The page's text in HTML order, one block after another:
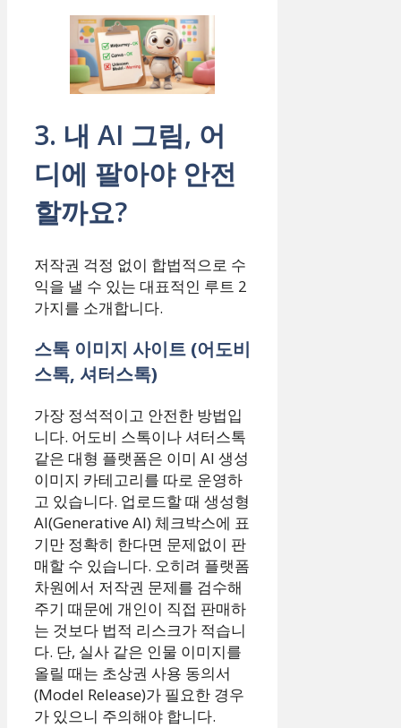
3. 내 AI 그림, 어
디에 팔아야 안전
할까요?
저작권 걱정 없이 합법적으로 수
익을 낼 수 있는 대표적인 루트 2
가지를 소개합니다.
스톡 이미지 사이트 (어도비
스톡, 셔터스톡)
가장 정석적이고 안전한 방법입
니다. 어도비 스톡이나 셔터스톡
같은 대형 플랫폼은 이미 AI 생성
이미지 카테고리를 따로 운영하
고 있습니다. 업로드할 때 생성형
AI(Generative AI) 체크박스에 표
기만 정확히 한다면 문제없이 판
매할 수 있습니다. 오히려 플랫폼
차원에서 저작권 문제를 검수해
주기 때문에 개인이 직접 판매하
는 것보다 법적 리스크가 적습니
다. 단, 실사 같은 인물 이미지를
올릴 때는 초상권 사용 동의서
(Model Release)가 필요한 경우
가 있으니 주의해야 합니다.